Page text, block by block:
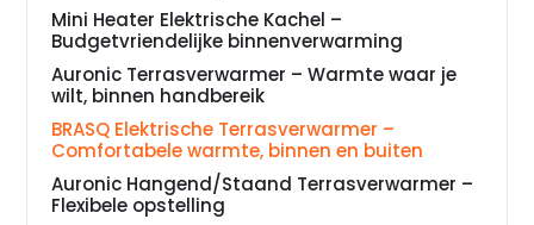
Mini Heater Elektrische Kachel –
Budgetvriendelijke binnenverwarming
Auronic Terrasverwarmer – Warmte waar je
wilt, binnen handbereik
BRASQ Elektrische Terrasverwarmer –
Comfortabele warmte, binnen en buiten
Auronic Hangend/Staand Terrasverwarmer –
Flexibele opstelling